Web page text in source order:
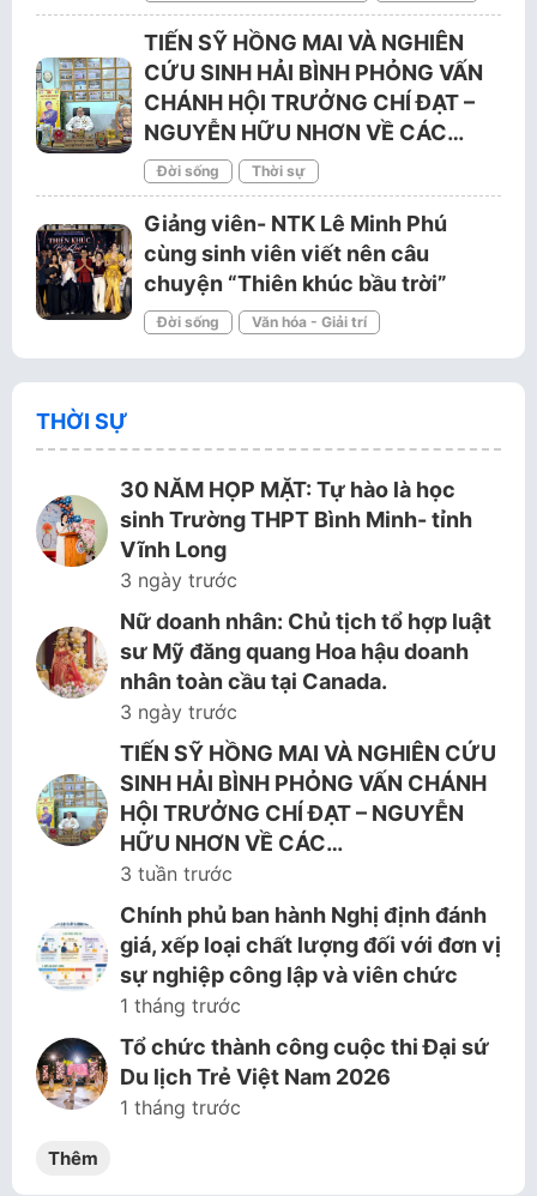
TIẾN SỸ HỒNG MAI VÀ NGHIÊN
CỨU SINH HẢI BÌNH PHỎNG VẤN
CHÁNH HỘI TRƯỞNG CHÍ ĐẠT –
NGUYỄN HỮU NHƠN VỀ CÁC…
Đời sống Thời sự
Giảng viên- NTK Lê Minh Phú
cùng sinh viên viết nên câu
chuyện “Thiên khúc bầu trời”
Đời sống Văn hóa - Giải trí
THỜI SỰ
30 NĂM HỌP MẶT: Tự hào là học
sinh Trường THPT Bình Minh- tỉnh
Vĩnh Long
3 ngày trước
Nữ doanh nhân: Chủ tịch tổ hợp luật
sư Mỹ đăng quang Hoa hậu doanh
nhân toàn cầu tại Canada.
3 ngày trước
TIẾN SỸ HỒNG MAI VÀ NGHIÊN CỨU
SINH HẢI BÌNH PHỎNG VẤN CHÁNH
HỘI TRƯỞNG CHÍ ĐẠT – NGUYỄN
HỮU NHƠN VỀ CÁC…
3 tuần trước
Chính phủ ban hành Nghị định đánh
giá, xếp loại chất lượng đối với đơn vị
sự nghiệp công lập và viên chức
1 tháng trước
Tổ chức thành công cuộc thi Đại sứ
Du lịch Trẻ Việt Nam 2026
1 tháng trước
Thêm